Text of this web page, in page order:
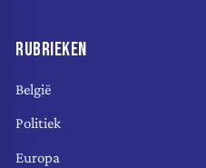
RUBRIEKEN
België
Politiek
Europa